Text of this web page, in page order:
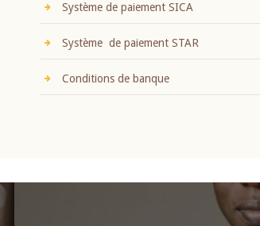
Système de paiement SICA
Système de paiement STAR
Conditions de banque